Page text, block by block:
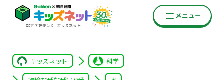
キッズネット 科学